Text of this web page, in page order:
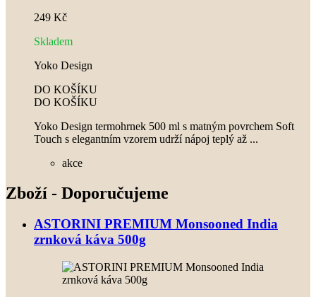
249 Kč
Skladem
Yoko Design
DO KOŠÍKU
DO KOŠÍKU
Yoko Design termohrnek 500 ml s matným povrchem Soft
Touch s elegantním vzorem udrží nápoj teplý až ...
akce
Zboží - Doporučujeme
ASTORINI PREMIUM Monsooned India
zrnková káva 500g